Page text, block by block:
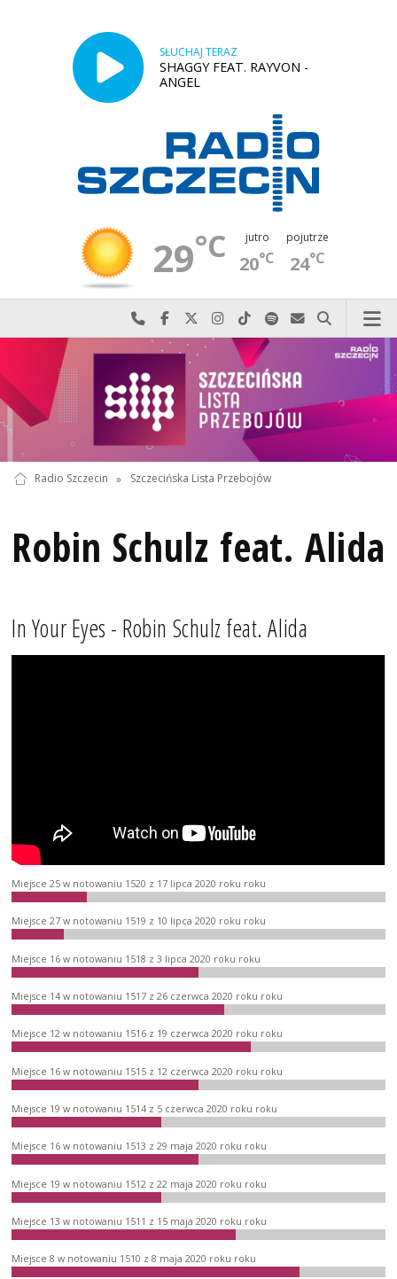
SŁUCHAJ TERAZ
SHAGGY FEAT. RAYVON -
ANGEL
29°C jutro
20°C
pojutrze
24°C
Najlepiej po prostu do nas zadzwoń
Odwiedź nas na Facebook-u
Odwiedź nas na X
Odwiedź nas na Instagram-ie
Odwiedź nas na TikTok-u
Szukaj nas na Spotify
Wyślij do nas
Szukaj
Radio Szczecin » Szczecińska Lista Przebojów
Robin Schulz feat. Alida
In Your Eyes - Robin Schulz feat. Alida
Miejsce 25 w notowaniu 1520 z 17 lipca 2020 roku roku
Miejsce 27 w notowaniu 1519 z 10 lipca 2020 roku roku
Miejsce 16 w notowaniu 1518 z 3 lipca 2020 roku roku
Miejsce 14 w notowaniu 1517 z 26 czerwca 2020 roku roku
Miejsce 12 w notowaniu 1516 z 19 czerwca 2020 roku roku
Miejsce 16 w notowaniu 1515 z 12 czerwca 2020 roku roku
Miejsce 19 w notowaniu 1514 z 5 czerwca 2020 roku roku
Miejsce 16 w notowaniu 1513 z 29 maja 2020 roku roku
Miejsce 19 w notowaniu 1512 z 22 maja 2020 roku roku
Miejsce 13 w notowaniu 1511 z 15 maja 2020 roku roku
Miejsce 8 w notowaniu 1510 z 8 maja 2020 roku roku